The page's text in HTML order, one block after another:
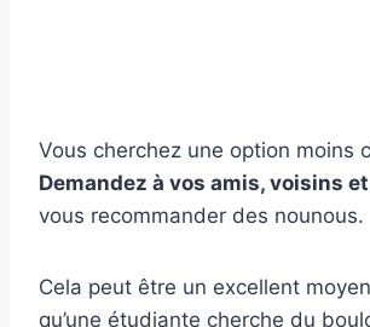
Vous cherchez une option moins
Demandez à vos amis, voisins
vous recommander des nounous.
Cela peut être un excellent
qu’une étudiante cherche du